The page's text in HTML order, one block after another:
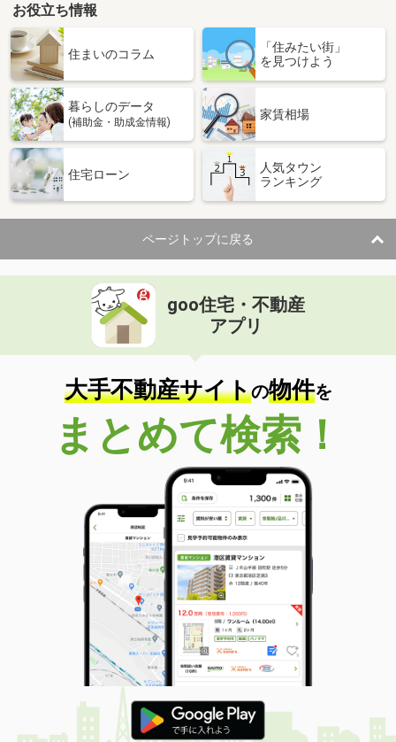
お役立ち情報
住まいのコラム
「住みたい街」
を見つけよう
暮らしのデータ
(補助金・助成金情報)
家賃相場
住宅ローン
人気タウン
ランキング
ページトップに戻る
goo住宅・不動産
アプリ
大手不動産サイトの物件を
まとめて検索！